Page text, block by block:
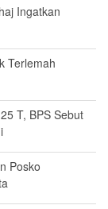
Ingatkan
Terlemah
T, BPS Sebut
Posko